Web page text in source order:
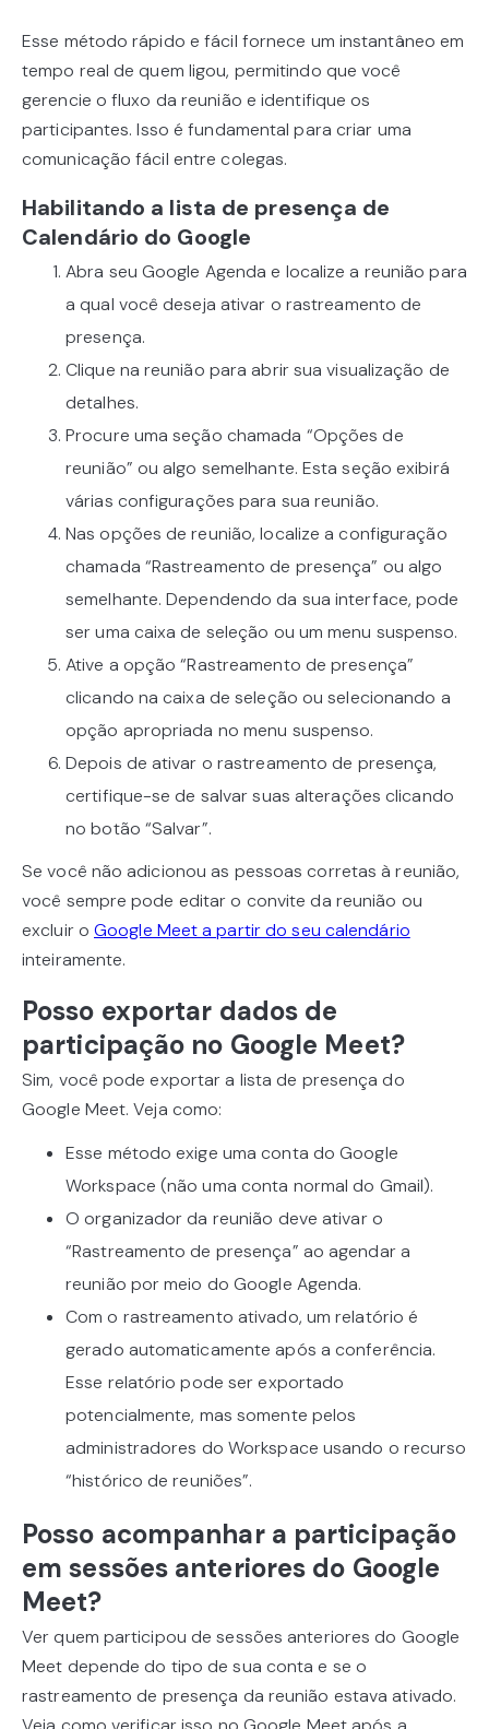
Esse método rápido e fácil fornece um instantâneo em
tempo real de quem ligou, permitindo que você
gerencie o fluxo da reunião e identifique os
participantes. Isso é fundamental para criar uma
comunicação fácil entre colegas.
Habilitando a lista de presença de
Calendário do Google
Abra seu Google Agenda e localize a reunião para
a qual você deseja ativar o rastreamento de
presença.
Clique na reunião para abrir sua visualização de
detalhes.
Procure uma seção chamada “Opções de
reunião” ou algo semelhante. Esta seção exibirá
várias configurações para sua reunião.
Nas opções de reunião, localize a configuração
chamada “Rastreamento de presença” ou algo
semelhante. Dependendo da sua interface, pode
ser uma caixa de seleção ou um menu suspenso.
Ative a opção “Rastreamento de presença”
clicando na caixa de seleção ou selecionando a
opção apropriada no menu suspenso.
Depois de ativar o rastreamento de presença,
certifique-se de salvar suas alterações clicando
no botão “Salvar”.
Se você não adicionou as pessoas corretas à reunião,
você sempre pode editar o convite da reunião ou
excluir o Google Meet a partir do seu calendário
inteiramente.
Posso exportar dados de
participação no Google Meet?
Sim, você pode exportar a lista de presença do
Google Meet. Veja como:
Esse método exige uma conta do Google
Workspace (não uma conta normal do Gmail).
O organizador da reunião deve ativar o
“Rastreamento de presença” ao agendar a
reunião por meio do Google Agenda.
Com o rastreamento ativado, um relatório é
gerado automaticamente após a conferência.
Esse relatório pode ser exportado
potencialmente, mas somente pelos
administradores do Workspace usando o recurso
“histórico de reuniões”.
Posso acompanhar a participação
em sessões anteriores do Google
Meet?
Ver quem participou de sessões anteriores do Google
Meet depende do tipo de sua conta e se o
rastreamento de presença da reunião estava ativado.